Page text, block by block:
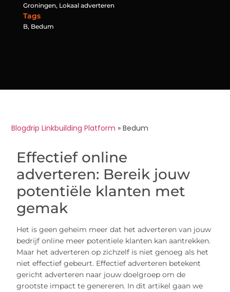
Groningen, Lokaal adverteren
Tags
B, Bedum
Blogdrip Linkbuilding Platform »Bedum
Effectief online
adverteren: Bereik jouw
potentiële klanten met
gemak
Het is geen geheim meer dat het adverteren van jouw
bedrijf online meer potentiele klanten kan aantrekken.
Maar het adverteren op zichzelf is niet genoeg als het
niet effectief gebeurt. Effectief adverteren betekent
gericht adverteren naar jouw doelgroep om de
grootste impact te genereren. In dit artikel gaan we